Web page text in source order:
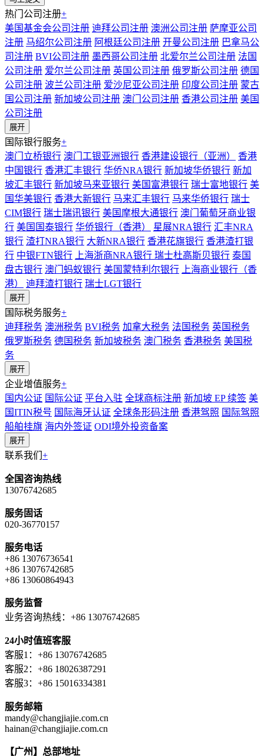
热门公司注册+
美国基金会公司注册 迪拜公司注册 澳洲公司注册 萨摩亚公司
注册 马绍尔公司注册 阿根廷公司注册 开曼公司注册 巴拿马公
司注册 BVI公司注册 墨西哥公司注册 北爱尔兰公司注册 法国
公司注册 爱尔兰公司注册 英国公司注册 俄罗斯公司注册 德国
公司注册 波兰公司注册 爱沙尼亚公司注册 印度公司注册 蒙古
国公司注册 新加坡公司注册 澳门公司注册 香港公司注册 美国
公司注册
展开
国际银行服务+
澳门立桥银行 澳门工银亚洲银行 香港建设银行（亚洲）
香港
中国银行 香港汇丰银行 华侨NRA银行 新加坡华侨银行 新加
坡汇丰银行 新加坡马来亚银行 美国富港银行 瑞士富地银行 美
国华美银行 香港大新银行 马来汇丰银行 马来华侨银行 瑞士
CIM银行 瑞士瑞讯银行 美国摩根大通银行 澳门葡萄牙商业银
行 美国国泰银行 华侨银行（香港） 星展NRA银行 汇丰NRA
银行 渣打NRA银行 大新NRA银行 香港花旗银行 香港渣打银
行 中银FTN银行 上海浙商NRA银行 瑞士杜高斯贝银行 泰国
盘古银行 澳门蚂蚁银行 美国蒙特利尔银行
上海商业银行（香
港）
迪拜渣打银行 瑞士LGT银行
展开
国际税务服务+
迪拜税务 澳洲税务 BVI税务 加拿大税务 法国税务 英国税务
俄罗斯税务 德国税务 新加坡税务 澳门税务 香港税务 美国税
务
展开
企业增值服务+
国内公证 国际公证 平台入驻 全球商标注册 新加坡 EP 续签 美
国ITIN税号 国际海牙认证 全球条形码注册 香港驾照 国际驾照
船舶挂旗 海内外签证 ODI境外投资备案
展开
联系我们 +
全国咨询热线
13076742685
服务固话
020-36770157
服务电话
+86 13076736541
+86 13076742685
+86 13060864943
服务监督
业务咨询热线：+86 13076742685
24小时值班客服
客服1：+86 13076742685
客服2：+86 18026387291
客服3：+86 15016334381
服务邮箱
mandy@changjiajie.com.cn
hainan@changjiajie.com.cn
【广州】总部地址